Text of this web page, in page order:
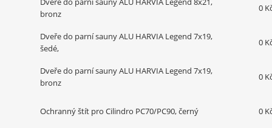
bronz
0
Dveře do parní sauny ALU HARVIA Legend 7x19,
šedé,
0
Dveře do parní sauny ALU HARVIA Legend 7x19,
bronz
0
Ochranný štít pro Cilindro PC70/PC90, černý 0